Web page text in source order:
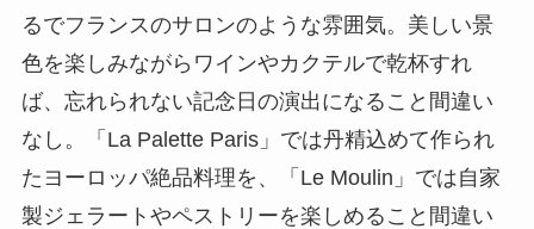
るでフランスのサロンのような雰囲気。美しい景
色を楽しみながらワインやカクテルで乾杯すれ
ば、忘れられない記念日の演出になること間違い
なし。「La Palette Paris」では丹精込めて作られ
たヨーロッパ絶品料理を、「Le Moulin」では自家
製ジェラートやペストリーを楽しめること間違い